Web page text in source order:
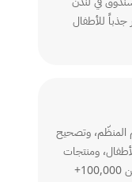
جذباً للأطفال
المنظّم، وتصحيح
ومنتجات
تعليمية حائزة على جوائز ومدعومة بأكثر من 100,000+